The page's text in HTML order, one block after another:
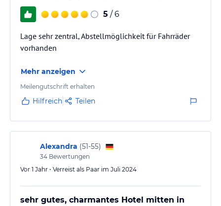
5 / 6
Lage sehr zentral, Abstellmöglichkeit für Fahrräder
vorhanden
Mehr anzeigen
Meilengutschrift erhalten
Hilfreich Teilen
Alexandra (51-55)
34 Bewertungen
Vor 1 Jahr • Verreist als Paar im Juli 2024
sehr gutes, charmantes Hotel mitten in